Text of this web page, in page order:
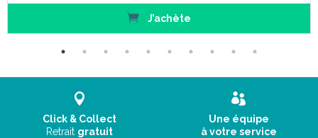
J’achète
Click & Collect
Retrait gratuit
Une équipe
à votre service